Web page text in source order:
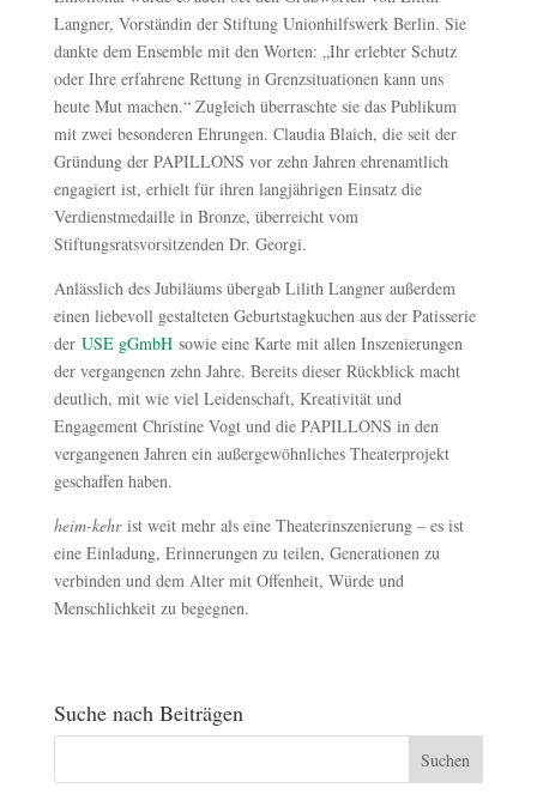
Langner, Vorständin der Stiftung Unionhilfswerk Berlin. Sie
dankte dem Ensemble mit den Worten: „Ihr erlebter Schutz
oder Ihre erfahrene Rettung in Grenzsituationen kann uns
heute Mut machen.“ Zugleich überraschte sie das Publikum
mit zwei besonderen Ehrungen. Claudia Blaich, die seit der
Gründung der PAPILLONS vor zehn Jahren ehrenamtlich
engagiert ist, erhielt für ihren langjährigen Einsatz die
Verdienstmedaille in Bronze, überreicht vom
Stiftungsratsvorsitzenden Dr. Georgi.
Anlässlich des Jubiläums übergab Lilith Langner außerdem
einen liebevoll gestalteten Geburtstagkuchen aus der Patisserie
der USE gGmbHsowie eine Karte mit allen Inszenierungen
der vergangenen zehn Jahre. Bereits dieser Rückblick macht
deutlich, mit wie viel Leidenschaft, Kreativität und
Engagement Christine Vogt und die PAPILLONS in den
vergangenen Jahren ein außergewöhnliches Theaterprojekt
geschaffen haben.
heim-kehrist weit mehr als eine Theaterinszenierung – es ist
eine Einladung, Erinnerungen zu teilen, Generationen zu
verbinden und dem Alter mit Offenheit, Würde und
Menschlichkeit zu begegnen.
Suche nach Beiträgen